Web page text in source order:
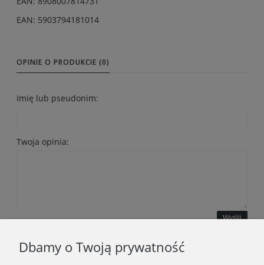
EAN: 5903794181014
OPINIE O PRODUKCIE (0)
Imię lub pseudonim:
Twoja opinia:
Wyślij
Dbamy o Twoją prywatność